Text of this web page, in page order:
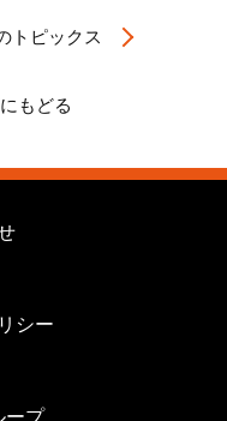
トピックス
もどる
シー
ープ